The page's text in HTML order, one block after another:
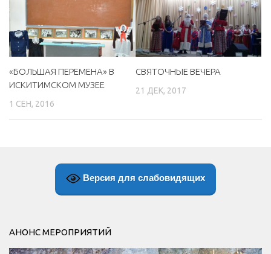
«БОЛЬШАЯ ПЕРЕМЕНА» В
ИСКИТИМСКОМ МУЗЕЕ
1 СЕН, 2016
СВЯТОЧНЫЕ ВЕЧЕРА
21 ДЕК, 2017
Версия для слабовидящих
АНОНС МЕРОПРИЯТИЙ